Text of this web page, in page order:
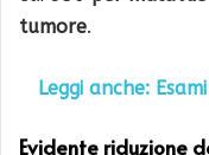
tumore.
Leggi anche:
Evidente riduzione